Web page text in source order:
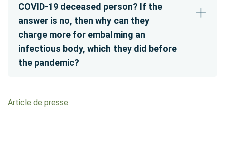
COVID-19 deceased person? If the
answer is no, then why can they
charge more for embalming an
infectious body, which they did before
the pandemic?
Article de presse